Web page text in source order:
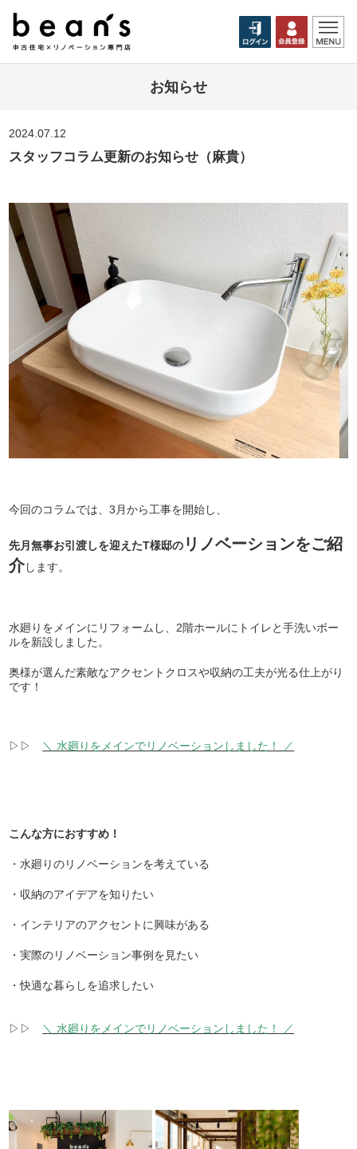
お知らせ
2024.07.12
スタッフコラム更新のお知らせ（麻貴）
今回のコラムでは、3月から工事を開始し、
先月無事お引渡しを迎えたT様邸の リノベーションをご紹
介します。
水廻りをメインにリフォームし、2階ホールにトイレと手洗いボー
ルを新設しました。
奥様が選んだ素敵なアクセントクロスや収納の工夫が光る仕上がり
です！
▷▷ ＼ 水廻りをメインでリノベーションしました！ ／
こんな方におすすめ！
・水廻りのリノベーションを考えている
・収納のアイデアを知りたい
・インテリアのアクセントに興味がある
・実際のリノベーション事例を見たい
・快適な暮らしを追求したい
▷▷ ＼ 水廻りをメインでリノベーションしました！ ／